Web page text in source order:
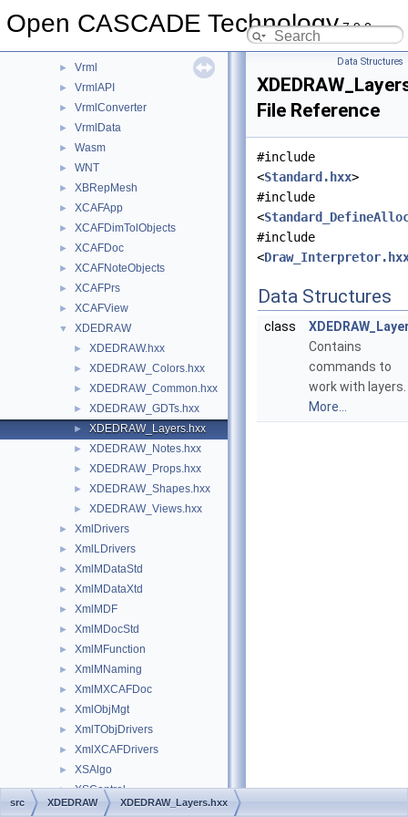
Open CASCADE Technology7.9.0
V3d
► Vrml
► VrmlAPI
► VrmlConverter
► VrmlData
► Wasm
► WNT
► XBRepMesh
► XCAFApp
► XCAFDimTolObjects
► XCAFDoc
► XCAFNoteObjects
► XCAFPrs
► XCAFView
▼ XDEDRAW
► XDEDRAW.hxx
► XDEDRAW_Colors.hxx
► XDEDRAW_Common.hxx
► XDEDRAW_GDTs.hxx
► XDEDRAW_Layers.hxx
► XDEDRAW_Notes.hxx
► XDEDRAW_Props.hxx
► XDEDRAW_Shapes.hxx
► XDEDRAW_Views.hxx
► XmlDrivers
► XmlLDrivers
► XmlMDataStd
► XmlMDataXtd
► XmlMDF
► XmlMDocStd
► XmlMFunction
► XmlMNaming
► XmlMXCAFDoc
► XmlObjMgt
► XmlTObjDrivers
► XmlXCAFDrivers
► XSAlgo
► XSControl
► XSDRAW
Data Structures
File Reference
#include
<Standard.hxx>
#include
<
#include
<
Data Structures
class
Contains
commands to
work with layers.
More...
src XDEDRAW XDEDRAW_Layers.hxx